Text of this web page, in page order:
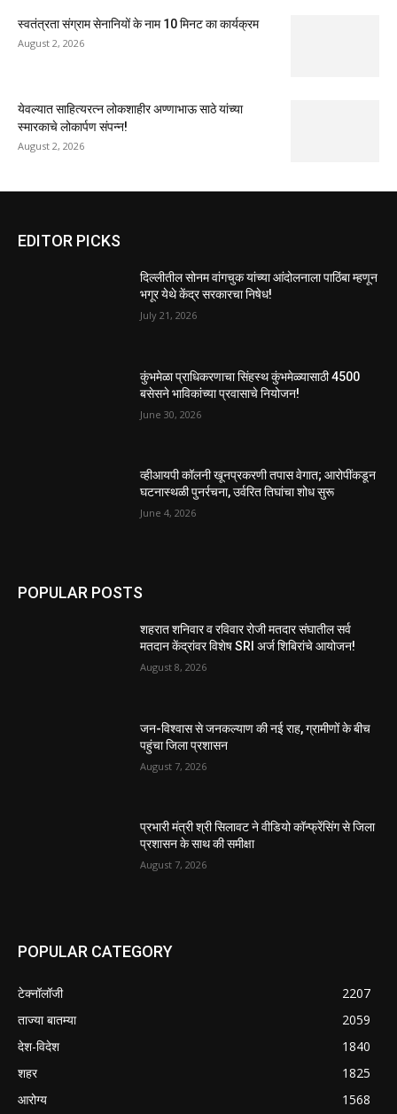
स्वतंत्रता संग्राम सेनानियों के नाम 10 मिनट का कार्यक्रम
August 2, 2026
येवल्यात साहित्यरत्न लोकशाहीर अण्णाभाऊ साठे यांच्या
स्मारकाचे लोकार्पण संपन्न!
August 2, 2026
EDITOR PICKS
दिल्लीतील सोनम वांगचुक यांच्या आंदोलनाला पाठिंबा म्हणून
भगूर येथे केंद्र सरकारचा निषेध!
July 21, 2026
कुंभमेळा प्राधिकरणाचा सिंहस्थ कुंभमेळ्यासाठी 4500
बसेसने भाविकांच्या प्रवासाचे नियोजन!
June 30, 2026
व्हीआयपी कॉलनी खूनप्रकरणी तपास वेगात; आरोपींकडून
घटनास्थळी पुनर्रचना, उर्वरित तिघांचा शोध सुरू
June 4, 2026
POPULAR POSTS
शहरात शनिवार व रविवार रोजी मतदार संघातील सर्व
मतदान केंद्रांवर विशेष SRI अर्ज शिबिरांचे आयोजन!
August 8, 2026
जन-विश्वास से जनकल्याण की नई राह, ग्रामीणों के बीच
पहुंचा जिला प्रशासन
August 7, 2026
प्रभारी मंत्री श्री सिलावट ने वीडियो कॉन्फ्रेंसिंग से जिला
प्रशासन के साथ की समीक्षा
August 7, 2026
POPULAR CATEGORY
टेक्नॉलॉजी
2207
ताज्या बातम्या
2059
देश-विदेश
1840
शहर
1825
आरोग्य
1568